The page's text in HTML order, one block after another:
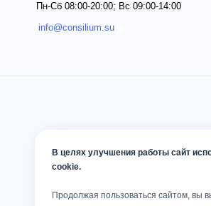
Пн-Сб 08:00-20:00; Вс 09:00-14:00
info@consilium.su
В целях улучшения работы сайт
cookie.
Продолжая пользоваться сайтом, вы